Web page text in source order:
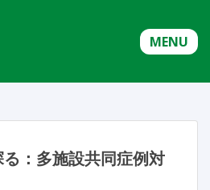
MENU
：多施設共同症例対